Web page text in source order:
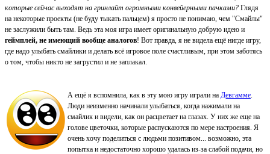
которые сейчас выходят на гринлайт огромными конвейерными пачками? Глядя
на некоторые проекты (не буду тыкать пальцем) я просто не понимаю, чем "Смайлы"
не заслужили быть там. Ведь эта моя игра имеет оригинальную добрую идею и
геймплей, не имеющий вообще аналогов! Вот правда, я не видела ещё нигде игру,
где надо улыбать смайлики и делать всё игровое поле счастливым, при этом заботясь
о том, чтобы никто не загрустил и не заплакал.
А ещё я вспомнила, как в эту мою игру играли на Девгамме
Люди неизменно начинали улыбаться, когда нажимали на
смайлик и видели, как он расцветает на глазах. У них же еще на
голове цветочки, которые распускаются по мере настроения. Я
очень хочу поделиться с людьми позитивом... возможно, эта
попытка и недостаточно хорошо удалась из-за слабой подачи, но